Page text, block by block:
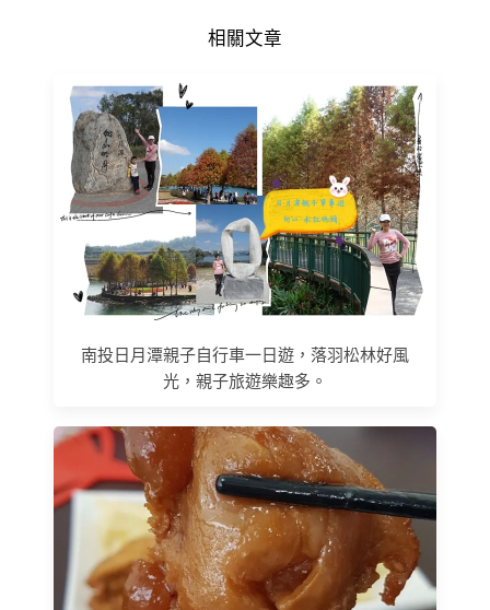
相關文章
南投日月潭親子自行車一日遊，落羽松林好風
光，親子旅遊樂趣多。